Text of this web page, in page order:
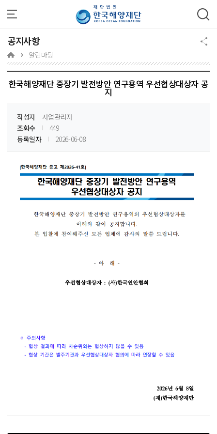
본문 바로가기
주메뉴 바로가기
하단 바로가기
공지사항
알림마당
한국해양재단 중장기 발전방안 연구용역 우선협상대상자 공
지
작성자
사업관리자
조회수
449
등록일자
2026-06-08